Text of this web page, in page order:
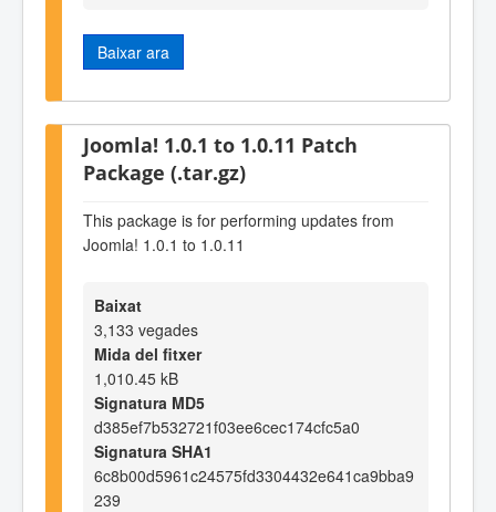
Baixar ara
Joomla! 1.0.1 to 1.0.11 Patch
Package (.tar.gz)
This package is for performing updates from
Joomla! 1.0.1 to 1.0.11
Baixat
3,133 vegades
Mida del fitxer
1,010.45 kB
Signatura MD5
d385ef7b532721f03ee6cec174cfc5a0
Signatura SHA1
6c8b00d5961c24575fd3304432e641ca9bba9
239